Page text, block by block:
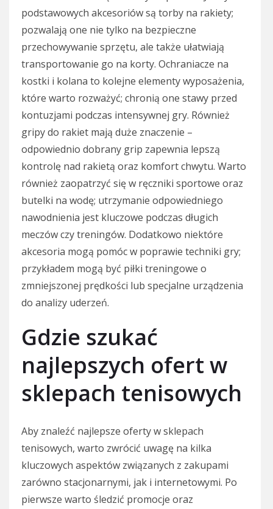
podstawowych akcesoriów są torby na rakiety;
pozwalają one nie tylko na bezpieczne
przechowywanie sprzętu, ale także ułatwiają
transportowanie go na korty. Ochraniacze na
kostki i kolana to kolejne elementy wyposażenia,
które warto rozważyć; chronią one stawy przed
kontuzjami podczas intensywnej gry. Również
gripy do rakiet mają duże znaczenie –
odpowiednio dobrany grip zapewnia lepszą
kontrolę nad rakietą oraz komfort chwytu. Warto
również zaopatrzyć się w ręczniki sportowe oraz
butelki na wodę; utrzymanie odpowiedniego
nawodnienia jest kluczowe podczas długich
meczów czy treningów. Dodatkowo niektóre
akcesoria mogą pomóc w poprawie techniki gry;
przykładem mogą być piłki treningowe o
zmniejszonej prędkości lub specjalne urządzenia
do analizy uderzeń.
Gdzie szukać
najlepszych ofert w
sklepach tenisowych
Aby znaleźć najlepsze oferty w sklepach
tenisowych, warto zwrócić uwagę na kilka
kluczowych aspektów związanych z zakupami
zarówno stacjonarnymi, jak i internetowymi. Po
pierwsze warto śledzić promocje oraz